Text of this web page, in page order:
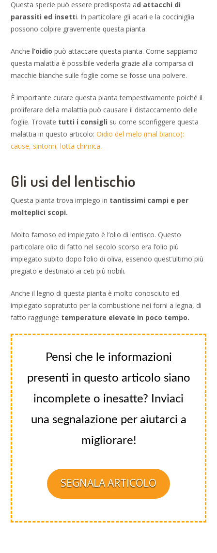
Questa specie può essere predisposta ad attacchi di
parassiti ed insetti. In particolare gli acari e la cocciniglia
possono colpire gravemente questa pianta.
Anche l’oidio può attaccare questa pianta. Come sappiamo
questa malattia è possibile vederla grazie alla comparsa di
macchie bianche sulle foglie come se fosse una polvere.
È importante curare questa pianta tempestivamente poiché il
proliferare della malattia può causare il distaccamento delle
foglie. Trovate tutti i consigli su come sconfiggere questa
malattia in questo articolo:Oidio del melo (mal bianco):
cause, sintomi, lotta chimica.
Gli usi del lentischio
Questa pianta trova impiego in tantissimi campi e per
molteplici scopi.
Molto famoso ed impiegato è l’olio di lentisco. Questo
particolare olio di fatto nel secolo scorso era l’olio più
impiegato subito dopo l’olio di oliva, essendo quest’ultimo più
pregiato e destinato ai ceti più nobili.
Anche il legno di questa pianta è molto conosciuto ed
impiegato sopratutto per la combustione nei forni a legna, di
fatto raggiunge temperature elevate in poco tempo.
Pensi che le informazioni
presenti in questo articolo siano
incomplete o inesatte? Inviaci
una segnalazione per aiutarci a
migliorare!
SEGNALA ARTICOLO